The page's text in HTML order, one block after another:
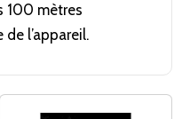
100 mètres
l’appareil.